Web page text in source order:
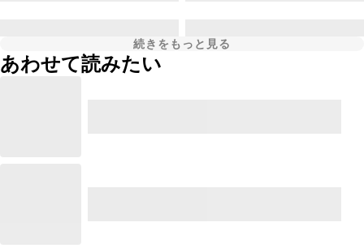
続きをもっと見る
あわせて読みたい